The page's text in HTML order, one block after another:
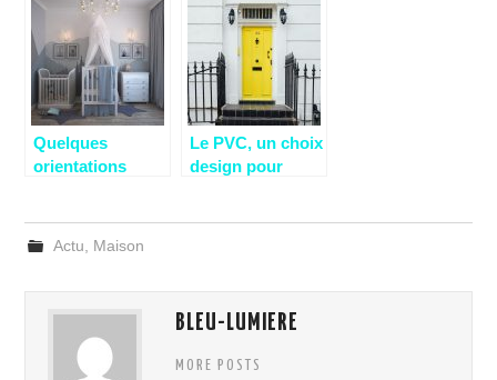
fenêtre
Quelques
orientations
chambre de bébé
Le PVC, un choix
design pour
Actu, Maison
BLEU-LUMIERE
MORE POSTS